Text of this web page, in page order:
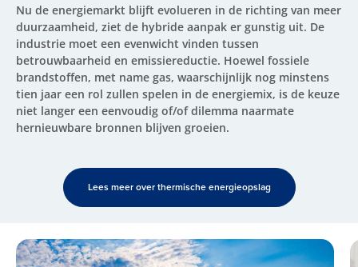
Nu de energiemarkt blijft evolueren in de richting van meer
duurzaamheid, ziet de hybride aanpak er gunstig uit. De
industrie moet een evenwicht vinden tussen
betrouwbaarheid en emissiereductie. Hoewel fossiele
brandstoffen, met name gas, waarschijnlijk nog minstens
tien jaar een rol zullen spelen in de energiemix, is de keuze
niet langer een eenvoudig of/of dilemma naarmate
hernieuwbare bronnen blijven groeien.
Lees meer over thermische energieopslag